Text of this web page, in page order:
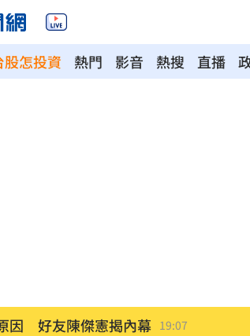
股怎投資 熱門 影音 熱搜 直播
因 好友陳傑憲揭內幕 19:07